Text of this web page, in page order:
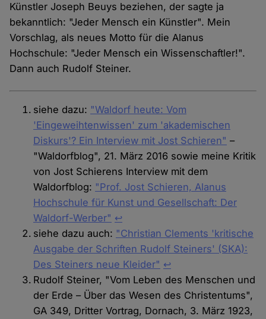
Künstler Joseph Beuys beziehen, der sagte ja
bekanntlich: "Jeder Mensch ein Künstler". Mein
Vorschlag, als neues Motto für die Alanus
Hochschule: "Jeder Mensch ein Wissenschaftler!".
Dann auch Rudolf Steiner.
siehe dazu: "Waldorf heute: Vom
'Eingeweihtenwissen' zum 'akademischen
Diskurs'? Ein Interview mit Jost Schieren" –
"Waldorfblog", 21. März 2016 sowie meine Kritik
von Jost Schierens Interview mit dem
Waldorfblog: "Prof. Jost Schieren, Alanus
Hochschule für Kunst und Gesellschaft: Der
Waldorf-Werber" ↩︎
siehe dazu auch: "Christian Clements 'kritische
Ausgabe der Schriften Rudolf Steiners' (SKA):
Des Steiners neue Kleider" ↩︎
Rudolf Steiner, "Vom Leben des Menschen und
der Erde – Über das Wesen des Christentums",
GA 349, Dritter Vortrag, Dornach, 3. März 1923,